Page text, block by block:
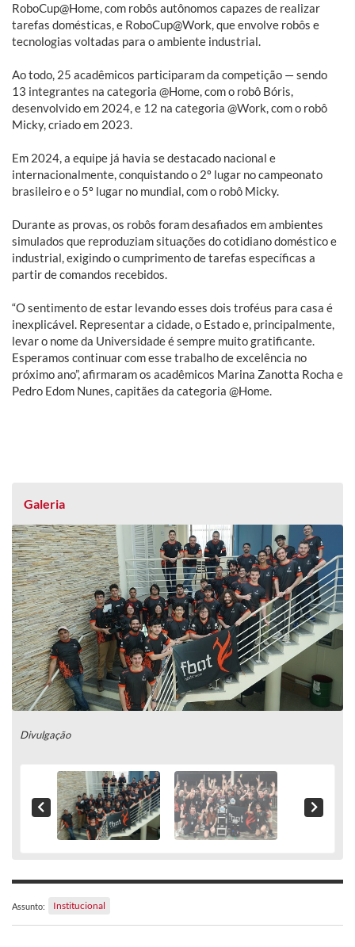
RoboCup@Home, com robôs autônomos capazes de realizar
tarefas domésticas, e RoboCup@Work, que envolve robôs e
tecnologias voltadas para o ambiente industrial.
Ao todo, 25 acadêmicos participaram da competição — sendo
13 integrantes na categoria @Home, com o robô Bóris,
desenvolvido em 2024, e 12 na categoria @Work, com o robô
Micky, criado em 2023.
Em 2024, a equipe já havia se destacado nacional e
internacionalmente, conquistando o 2º lugar no campeonato
brasileiro e o 5º lugar no mundial, com o robô Micky.
Durante as provas, os robôs foram desafiados em ambientes
simulados que reproduziam situações do cotidiano doméstico e
industrial, exigindo o cumprimento de tarefas específicas a
partir de comandos recebidos.
“O sentimento de estar levando esses dois troféus para casa é
inexplicável. Representar a cidade, o Estado e, principalmente,
levar o nome da Universidade é sempre muito gratificante.
Esperamos continuar com esse trabalho de excelência no
próximo ano”, afirmaram os acadêmicos Marina Zanotta Rocha e
Pedro Edom Nunes, capitães da categoria @Home.
Galeria
Divulgação
Assunto: Institucional